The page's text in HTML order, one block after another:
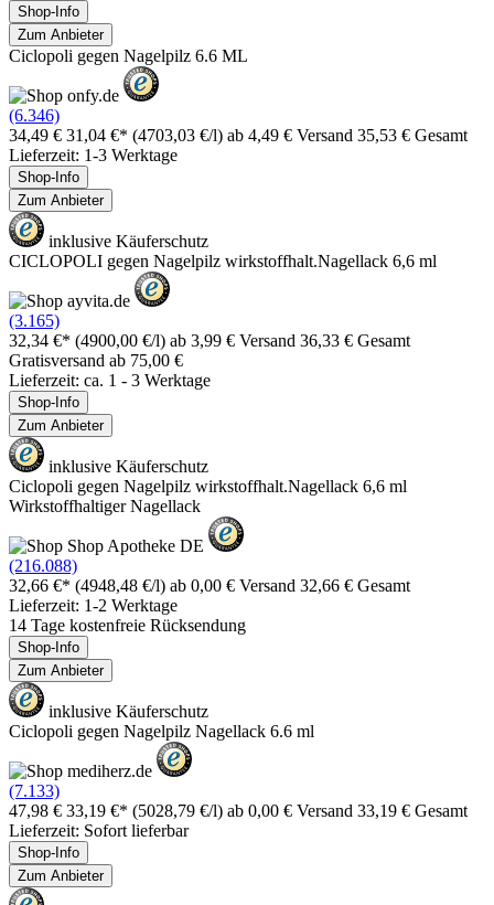
Shop-Info
Zum Anbieter
Ciclopoli gegen Nagelpilz 6.6 ML
(6.346)
34,49 € 31,04 €* (4703,03 €/l) ab 4,49 € Versand 35,53 € Gesamt
Lieferzeit: 1-3 Werktage
Shop-Info
Zum Anbieter
inklusive Käuferschutz
CICLOPOLI gegen Nagelpilz wirkstoffhalt.Nagellack 6,6 ml
(3.165)
32,34 €* (4900,00 €/l) ab 3,99 € Versand 36,33 € Gesamt
Gratisversand ab 75,00 €
Lieferzeit: ca. 1 - 3 Werktage
Shop-Info
Zum Anbieter
inklusive Käuferschutz
Ciclopoli gegen Nagelpilz wirkstoffhalt.Nagellack 6,6 ml
Wirkstoffhaltiger Nagellack
(216.088)
32,66 €* (4948,48 €/l) ab 0,00 € Versand 32,66 € Gesamt
Lieferzeit: 1-2 Werktage
14 Tage kostenfreie Rücksendung
Shop-Info
Zum Anbieter
inklusive Käuferschutz
Ciclopoli gegen Nagelpilz Nagellack 6.6 ml
(7.133)
47,98 € 33,19 €* (5028,79 €/l) ab 0,00 € Versand 33,19 € Gesamt
Lieferzeit: Sofort lieferbar
Shop-Info
Zum Anbieter